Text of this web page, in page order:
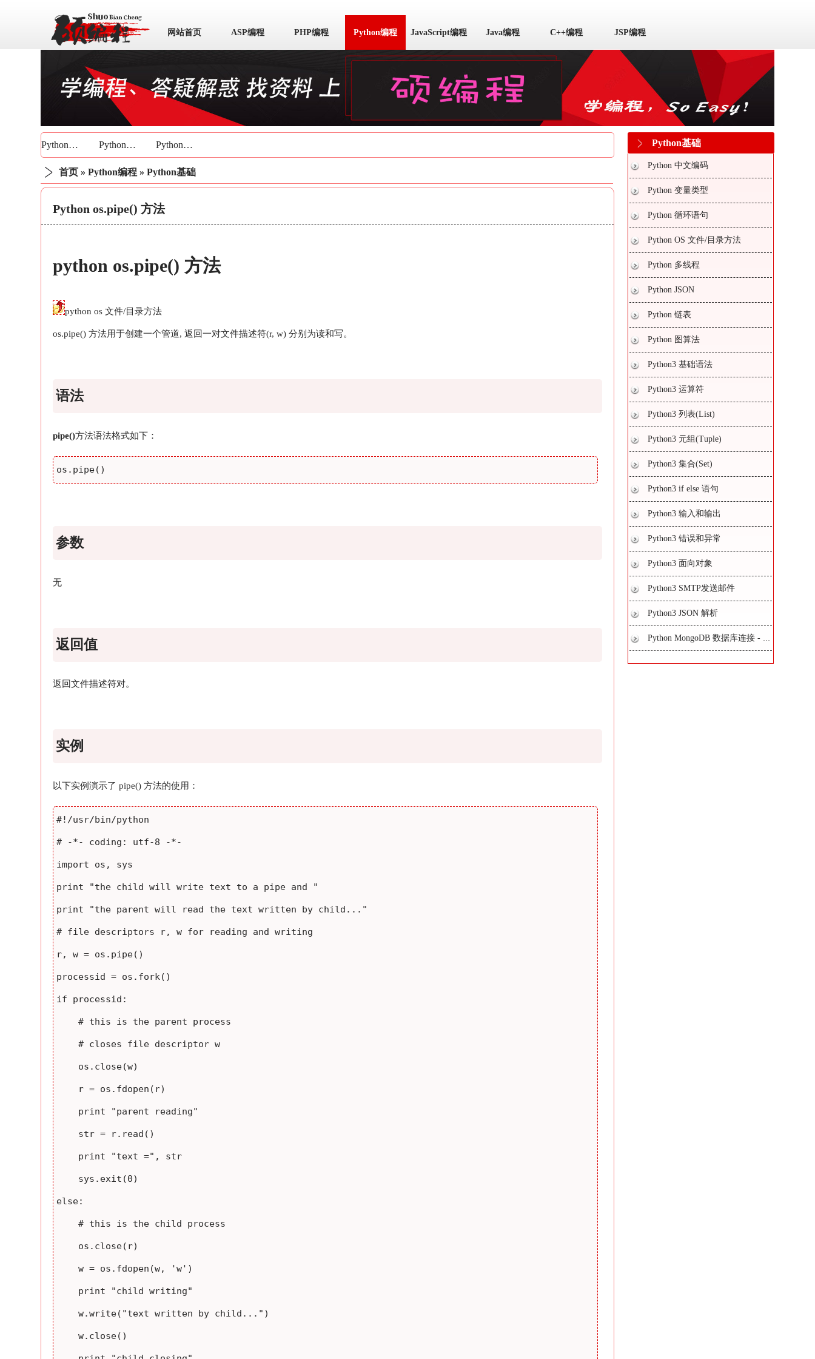
网站首页 ASP编程 PHP编程 Python编程 JavaScript编程 Java编程 C++编程 JSP编程
Python基础 Python技巧 Python实战
首页 »Python编程 »Python基础
Python os.pipe() 方法
python os.pipe() 方法
python os 文件/目录方法
os.pipe() 方法用于创建一个管道, 返回一对文件描述符(r, w) 分别为读和写。
语法
pipe()方法语法格式如下：
参数
无
返回值
返回文件描述符对。
实例
以下实例演示了 pipe() 方法的使用：
#!/usr/bin/python
# -*- coding: utf-8 -*-
import os, sys
print "the child will write text to a pipe and "
print "the parent will read the text written by child..."
# file descriptors r, w for reading and writing
r, w = os.pipe()
processid = os.fork()
if processid:
else:
Python基础
Python 中文编码
Python 变量类型
Python 循环语句
Python OS 文件/目录方法
Python 多线程
Python JSON
Python 链表
Python 图算法
Python3 基础语法
Python3 运算符
Python3 列表(List)
Python3 元组(Tuple)
Python3 集合(Set)
Python3 if else 语句
Python3 输入和输出
Python3 错误和异常
Python3 面向对象
Python3 SMTP发送邮件
Python3 JSON 解析
Python MongoDB 数据库连接 - PyMongo 驱动